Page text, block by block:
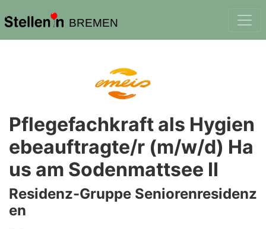
BREMEN
Pflegefachkraft als Hygien
ebeauftragte/r (m/w/d) Ha
us am Sodenmattsee II
Residenz-Gruppe Seniorenresidenz
en